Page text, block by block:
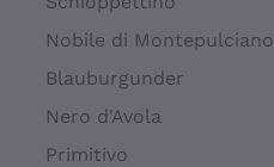
Nobile di Montepulciano
Blauburgunder
Nero d'Avola
Primitivo